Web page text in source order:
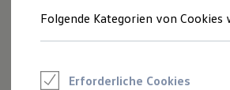
Junge Gebrauchtwagen und
Saisonangebote
Folgende Kategorien von Cookies
Erforderliche Cookies